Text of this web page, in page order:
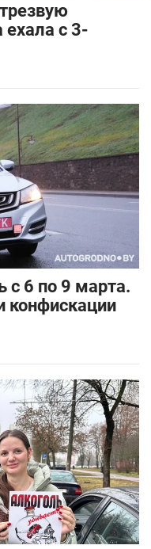
с 3-
с 6 по 9 марта.
конфискации